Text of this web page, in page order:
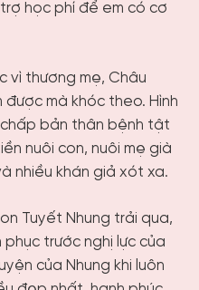
học phí để em có cơ
vì thương mẹ, Châu
được mà khóc theo. Hình
bản thân bệnh tật
nuôi con, nuôi mẹ già
nhiều khán giả xót xa.
Tuyết Nhung trải qua,
trước nghị lực của
của Nhung khi luôn